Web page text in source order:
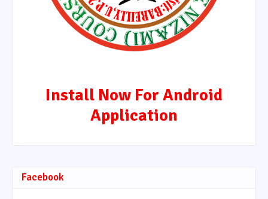
Install Now For Android
Application
Facebook